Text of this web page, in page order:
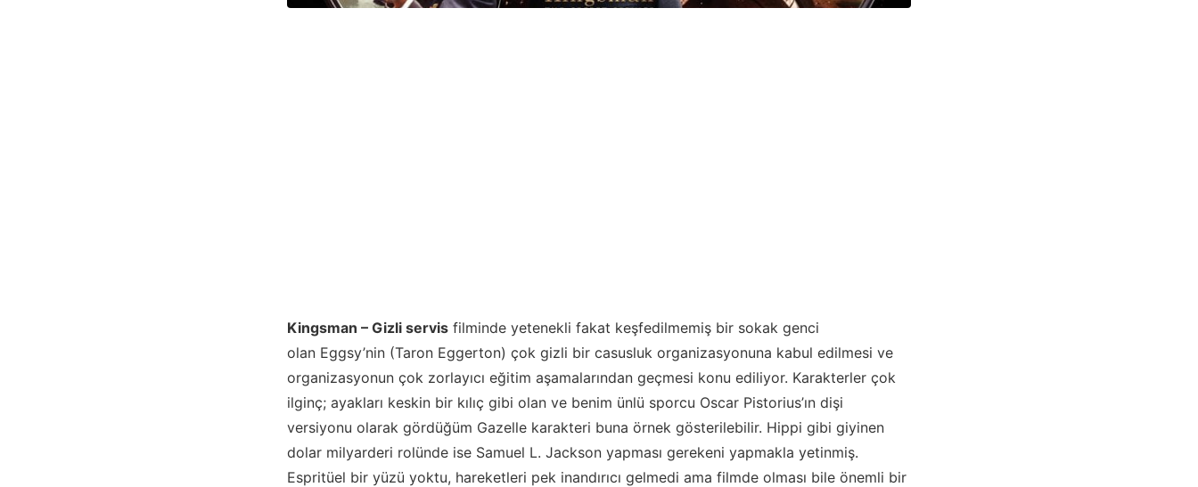
Kingsman – Gizli servis filminde yetenekli fakat keşfedilmemiş bir sokak genci
olan Eggsy’nin (Taron Eggerton) çok gizli bir casusluk organizasyonuna kabul edilmesi ve
organizasyonun çok zorlayıcı eğitim aşamalarından geçmesi konu ediliyor. Karakterler çok
ilginç; ayakları keskin bir kılıç gibi olan ve benim ünlü sporcu Oscar Pistorius’ın dişi
versiyonu olarak gördüğüm Gazelle karakteri buna örnek gösterilebilir. Hippi gibi giyinen
dolar milyarderi rolünde ise Samuel L. Jackson yapması gerekeni yapmakla yetinmiş.
Espritüel bir yüzü yoktu, hareketleri pek inandırıcı gelmedi ama filmde olması bile önemli bir